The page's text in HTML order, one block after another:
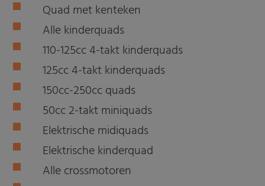
Quad met kenteken
Alle kinderquads
110-125cc 4-takt kinderquads
125cc 4-takt kinderquads
150cc-250cc quads
50cc 2-takt miniquads
Elektrische midiquads
Elektrische kinderquad
Alle crossmotoren